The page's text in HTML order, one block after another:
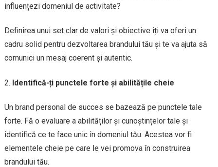
influențezi domeniul de activitate?
Definirea unui set clar de valori și obiective îți va oferi un
cadru solid pentru dezvoltarea brandului tău și te va ajuta să
comunici un mesaj coerent și autentic.
Identifică-ți punctele forte și abilitățile cheie
Un brand personal de succes se bazează pe punctele tale
forte. Fă o evaluare a abilităților și cunoștințelor tale și
identifică ce te face unic în domeniul tău. Acestea vor fi
elementele cheie pe care le vei promova în construirea
brandului tău.